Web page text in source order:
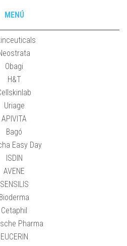
MENÚ
Obagi
H&T
Uriage
APIVITA
Bagó
Easy Day
ISDIN
AVENE
SENSILIS
Bioderma
Cetaphil
Pharma
EUCERIN